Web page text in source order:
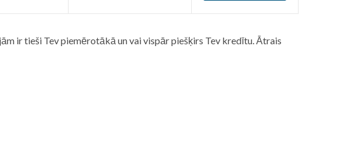
ir tieši Tev piemērotākā un vai vispār piešķirs Tev kredītu. Ātrais